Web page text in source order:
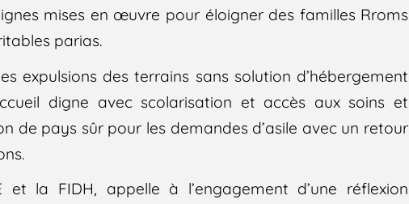
mises en œuvre pour éloigner des familles Rroms
parias.
expulsions des terrains sans solution d’hébergement
digne avec scolarisation et accès aux soins et
de pays sûr pour les demandes d’asile avec un retour
la FIDH, appelle à l’engagement d’une réflexion